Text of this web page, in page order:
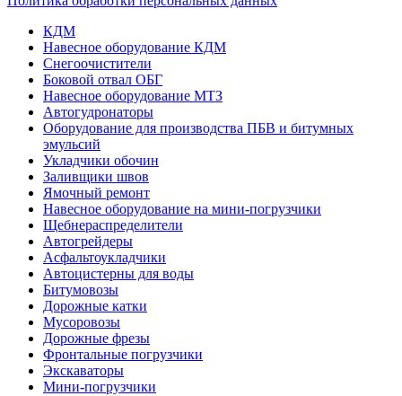
КДМ
Навесное оборудование КДМ
Снегоочистители
Боковой отвал ОБГ
Навесное оборудование МТЗ
Автогудронаторы
Оборудование для производства ПБВ и битумных
эмульсий
Укладчики обочин
Заливщики швов
Ямочный ремонт
Навесное оборудование на мини-погрузчики
Щебнераспределители
Автогрейдеры
Асфальтоукладчики
Автоцистерны для воды
Битумовозы
Дорожные катки
Мусоровозы
Дорожные фрезы
Фронтальные погрузчики
Экскаваторы
Мини-погрузчики